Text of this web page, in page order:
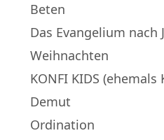
Beten
Das Evangelium nach
Weihnachten
KONFI KIDS (ehemals
Demut
Ordination